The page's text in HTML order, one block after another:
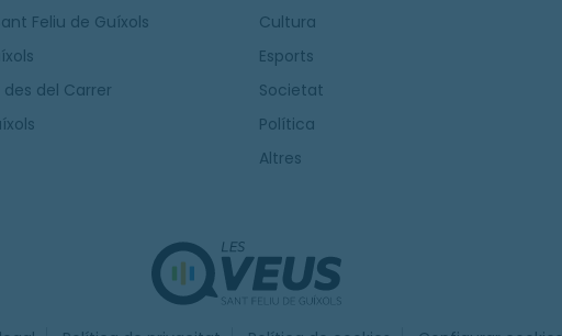
Feliu de Guíxols
des del Carrer
Cultura
Esports
Societat
Política
Altres